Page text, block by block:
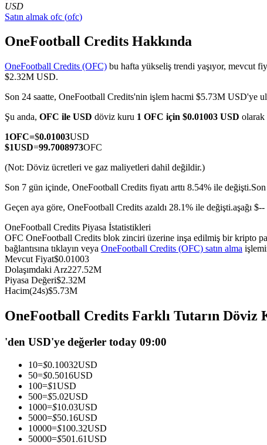
COIN-M Vadeli İşlemleri
Kripto Para Vadeli İşlemleri
USDC'yi teminat olarak kullanan vadeli işlemler
Kopya Ticaret
USD
Satın almak ofc (ofc)
OneFootball Credits Hakkında
OneFootball Credits (OFC) bu hafta yükseliş trendi yaşıyor, mevcut
$2.32M USD.
Son 24 saatte, OneFootball Credits'nin işlem hacmi $5.73M USD'ye
Şu anda, OFC ile USD döviz kuru 1 OFC için $0.01003 USD olarak
1OFC=$0.01003USD
$1USD=99.7008973OFC
(Not: Döviz ücretleri ve gaz maliyetleri dahil değildir.)
Son 7 gün içinde, OneFootball Credits fiyatı arttı 8.54% ile değişti.
Geçen aya göre, OneFootball Credits azaldı 28.1% ile değişti.aşağı
OneFootball Credits Piyasa İstatistikleri
OFC OneFootball Credits blok zinciri üzerine inşa edilmiş bir kripto
bağlantısına tıklayın veya OneFootball Credits (OFC) satın alma
Mevcut Fiyat$0.01003
Dolaşımdaki Arz227.52M
Piyasa Değeri$2.32M
Hacim(24s)$5.73M
OneFootball Credits Farklı Tutarın Döviz
'den USD'ye değerler today 09:00
10=$0.10032USD
50=$0.5016USD
100=$1USD
500=$5.02USD
1000=$10.03USD
5000=$50.16USD
10000=$100.32USD
50000=$501.61USD